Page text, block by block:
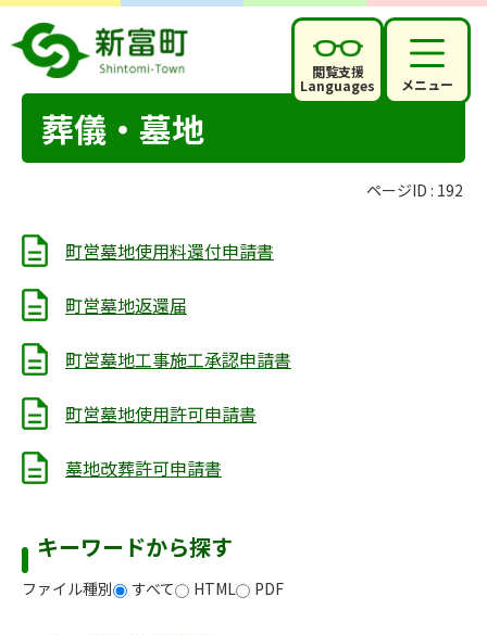
閲覧支援
Languages メニュー
葬儀・墓地
ページID : 192
町営墓地使用料還付申請書
町営墓地返還届
町営墓地工事施工承認申請書
町営墓地使用許可申請書
墓地改葬許可申請書
キーワードから探す
ファイル種別 すべて HTML PDF